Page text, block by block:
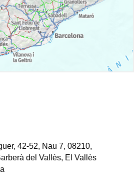
42-52, Nau 7, 08210,
del Vallès, El Vallès